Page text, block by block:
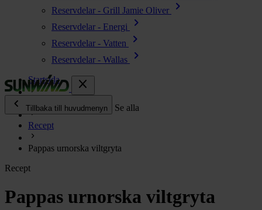
Reservdelar - Grill Jamie Oliver chevron_right
Reservdelar - Energi chevron_right
Reservdelar - Vatten chevron_right
Reservdelar - Wallas
chevron_right
close
chevron_left
Tillbaka till huvudmenyn Se alla
Energi
chevron_right
Vatten chevron_right
Startsida
Recept
Pappas urnorska viltgryta
Recept
Pappas urnorska viltgryta